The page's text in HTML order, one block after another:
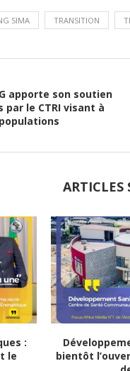
SIMA TRANSITION
apporte son soutien
le CTRI visant à
ARTICLES
:
le
bientôt